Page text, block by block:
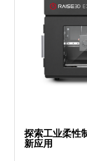
探索工业柔性
新应用